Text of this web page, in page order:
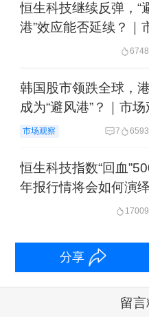
量净额为70亿元
前亏损；融资活
蓝水资本（
Management
业绩比市场预期
50亿元，较市场
此份业绩满意。
数个季度，至今
恒生科技继续反弹，“
港”效应能否延续？｜
6748
韩国股市领跌全球，
成为“避风港”？｜市
市场观察 7 6593
恒生科技指数“回血
年报行情将会如何演
17009
分享
留